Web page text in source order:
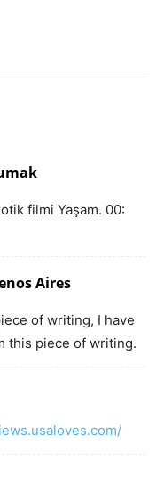
filmi Yaşam. 00:
Aires
of writing, I have
this piece of writing.